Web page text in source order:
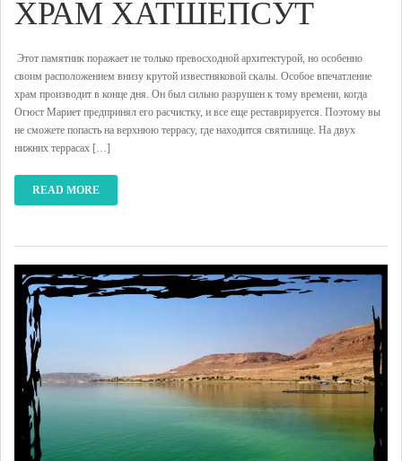
ХРАМ ХАТШЕПСУТ
Этот памятник поражает не только превосходной архитектурой, но особенно
своим расположением внизу крутой известняковой скалы. Особое впечатление
храм производит в конце дня. Он был сильно разрушен к тому времени, когда
Огюст Мариет предпринял его расчистку, и все еще реставрируется. Поэтому вы
не сможете попасть на верхнюю террасу, где находится святилище. На двух
нижних террасах […]
READ MORE